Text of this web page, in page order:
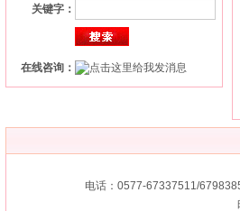
关键字：
在线咨询：
电话：0577-67337511/